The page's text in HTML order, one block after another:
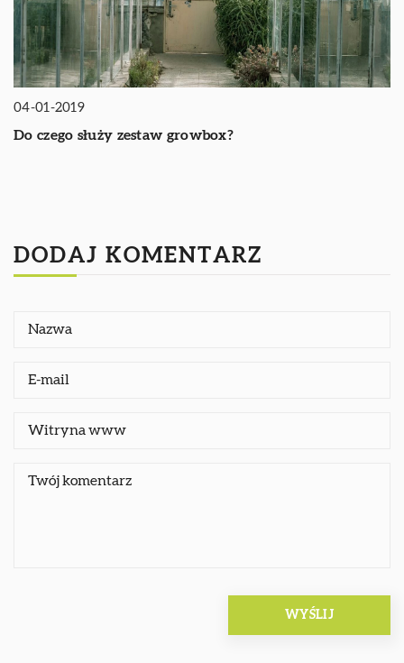
04-01-2019
Do czego służy zestaw growbox?
DODAJ KOMENTARZ